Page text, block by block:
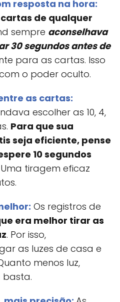
resposta na hora:
de qualquer
sempre aconselhava
30 segundos antes de
para as cartas. Isso
o poder oculto.
as cartas:
escolher as 10, 4,
Para que sua
seja eficiente, pense
10 segundos
tiragem eficaz
Os registros de
era melhor tirar as
. Por isso,
as luzes de casa e
menos luz,
basta.